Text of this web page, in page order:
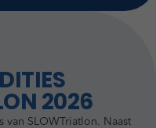
2026
van SLOWTriatlon. Naast